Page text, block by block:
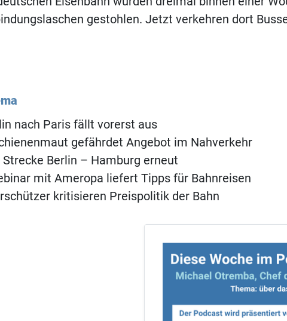
gestohlen. Jetzt verkehren dort
nach Paris fällt vorerst aus
gefährdet Angebot im Nahverkehr
Strecke Berlin – Hamburg erneut
mit Ameropa liefert Tipps für Bahnreisen
kritisieren Preispolitik der Bahn